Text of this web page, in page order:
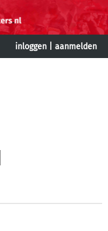
inloggen aanmelden